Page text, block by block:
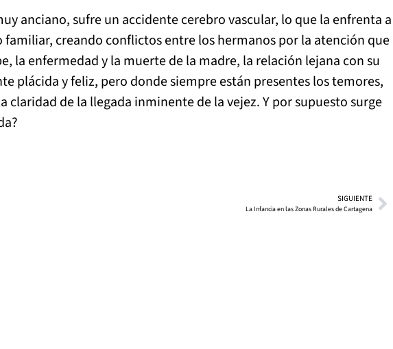
anciano, sufre un accidente cerebro vascular, lo que la enfrenta a
creando conflictos entre los hermanos por la atención que
la enfermedad y la muerte de la madre, la relación lejana con su
plácida y feliz, pero donde siempre están presentes los temores,
de la llegada inminente de la vejez. Y por supuesto surge
SIGUIENTE
La Infancia en las Zonas Rurales de Cartagena